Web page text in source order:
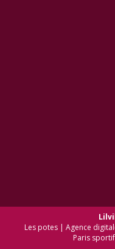
Les potes | Agence
Paris